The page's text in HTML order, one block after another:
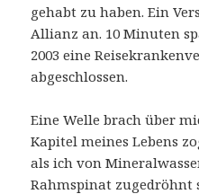
gehabt zu haben. Ein
Allianz an. 10 Minuten
2003 eine
abgeschlossen.
Eine Welle brach über
Kapitel meines Lebens
als ich von
Rahmspinat zugedröhnt